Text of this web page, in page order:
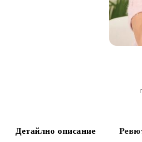
Детайлно описание